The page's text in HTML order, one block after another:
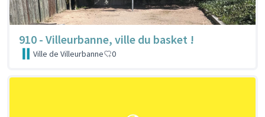
910 - Villeurbanne, ville du basket !
Ville de Villeurbanne 0